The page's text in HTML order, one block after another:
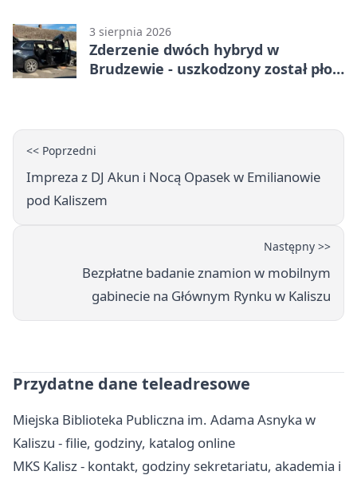
3 sierpnia 2026
Zderzenie dwóch hybryd w
Brudzewie - uszkodzony został płot
<< Poprzedni
Impreza z DJ Akun i Nocą Opasek w Emilianowie
pod Kaliszem
Następny >>
Bezpłatne badanie znamion w mobilnym
gabinecie na Głównym Rynku w Kaliszu
Przydatne dane teleadresowe
Miejska Biblioteka Publiczna im. Adama Asnyka w
Kaliszu - filie, godziny, katalog online
MKS Kalisz - kontakt, godziny sekretariatu, akademia i